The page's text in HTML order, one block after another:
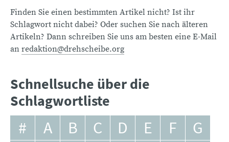
Finden Sie einen bestimmten Artikel nicht? Ist ihr
Schlagwort nicht dabei? Oder suchen Sie nach älteren
Artikeln? Dann schreiben Sie uns am besten eine E-Mail
an redaktion@drehscheibe.org
Schnellsuche über die
Schlagwortliste
# A B C D E F
G